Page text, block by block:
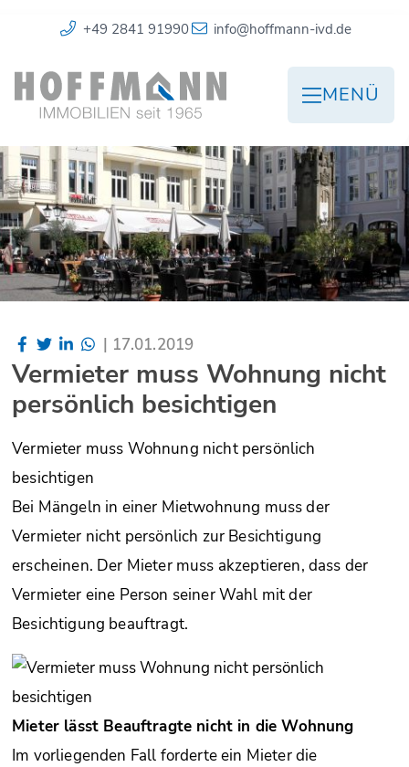
+49 2841 91990 info@hoffmann-ivd.de
MENÜ
| 17.01.2019
Vermieter muss Wohnung nicht
persönlich besichtigen
Vermieter muss Wohnung nicht persönlich
besichtigen
Bei Mängeln in einer Mietwohnung muss der
Vermieter nicht persönlich zur Besichtigung
erscheinen. Der Mieter muss akzeptieren, dass der
Vermieter eine Person seiner Wahl mit der
Besichtigung beauftragt.
Mieter lässt Beauftragte nicht in die Wohnung
Im vorliegenden Fall forderte ein Mieter die